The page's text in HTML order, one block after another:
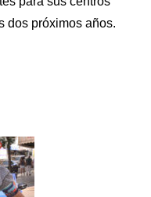
dos próximos años.